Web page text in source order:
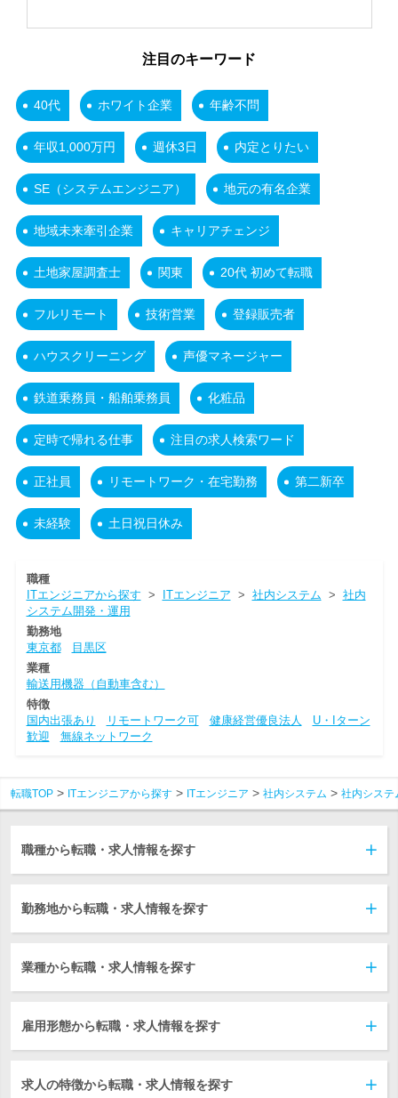
注目のキーワード
40代 ホワイト企業 年齢不問
年収1,000万円 週休3日 内定とりたい
SE（システムエンジニア） 地元の有名企業
地域未来牽引企業 キャリアチェンジ
土地家屋調査士 関東 20代 初めて転職
フルリモート 技術営業 登録販売者
ハウスクリーニング 声優マネージャー
鉄道乗務員・船舶乗務員 化粧品
定時で帰れる仕事 注目の求人検索ワード
正社員 リモートワーク・在宅勤務 第二新卒
未経験 土日祝日休み
職種
ITエンジニアから探す > ITエンジニア > 社内システム > 社内
システム開発・運用
勤務地
東京都
目黒区
業種
輸送用機器（自動車含む）
特徴
国内出張あり
リモートワーク可 健康経営優良法人
U・Iターン
歓迎
無線ネットワーク
転職TOP ITエンジニアから探す ITエンジニア 社内システム 社内システ
職種から転職・求人情報を探す
勤務地から転職・求人情報を探す
業種から転職・求人情報を探す
雇用形態から転職・求人情報を探す
求人の特徴から転職・求人情報を探す